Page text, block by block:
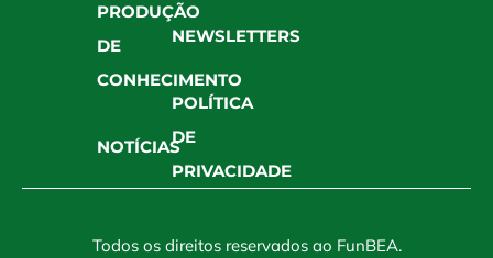
PRODUÇÃO
DE
CONHECIMENTO
NOTÍCIAS
NEWSLETTERS
POLÍTICA
DE
PRIVACIDADE
Todos os direitos reservados ao FunBEA.